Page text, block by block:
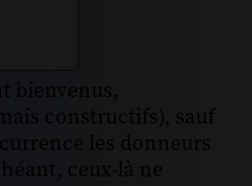
bienvenus,
constructifs), sauf
les donneurs
ceux-là ne